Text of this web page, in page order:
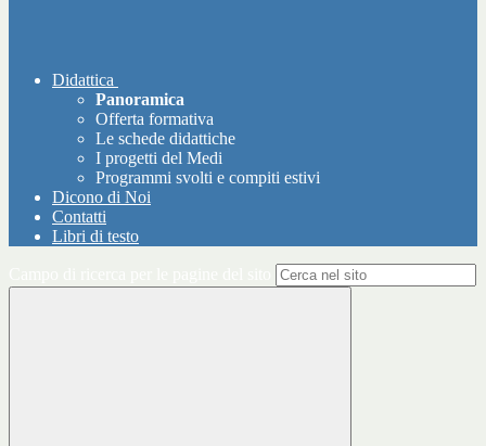
Didattica
Panoramica
Offerta formativa
Le schede didattiche
I progetti del Medi
Programmi svolti e compiti estivi
Dicono di Noi
Contatti
Libri di testo